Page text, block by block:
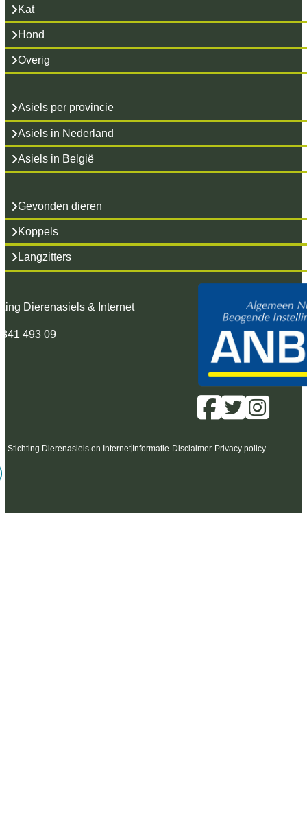
Kat
Hond
Overig
Asiels per provincie
Asiels in Nederland
Asiels in België
Gevonden dieren
Koppels
Langzitters
Dierenasiels & Internet
493 09
Stichting Dierenasiels en Internet Informatie-Disclaimer-Privacy policy